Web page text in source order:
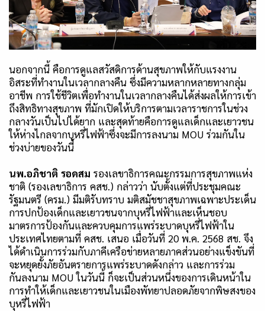
นอกจากนี้ คือการดูแลสวัสดิการด้านสุขภาพให้กับแรงงาน
อิสระที่ทำงานในเวลากลางคืน ซึ่งมีความหลากหลายทางกลุ่ม
อาชีพ การใช้ชีวิตเพื่อทำงานในเวลากลางคืนได้ส่งผลให้การเข้า
ถึงสิทธิทางสุขภาพ ที่มักเปิดให้บริการตามเวลาราชการในช่วง
กลางวันเป็นไปได้ยาก และสุดท้ายคือการดูแลเด็กและเยาวชน
ให้ห่างไกลจากบุหรี่ไฟฟ้าซึ่งจะมีการลงนาม MOU ร่วมกันใน
ช่วงบ่ายของวันนี้
นพ.อภิชาติ รอดสม รองเลขาธิการคณะกรรมการสุขภาพแห่ง
ชาติ (รองเลขาธิการ คสช.) กล่าวว่า นับตั้งแต่ที่ประชุมคณะ
รัฐมนตรี (ครม.) มีมติรับทราบ มติสมัชชาสุขภาพเฉพาะประเด็น
การปกป้องเด็กและเยาวชนจากบุหรี่ไฟฟ้าและเห็นชอบ
มาตรการป้องกันและควบคุมการแพร่ระบาดบุหรี่ไฟฟ้าใน
ประเทศไทยตามที่ คสช. เสนอ เมื่อวันที่ 20พ.ค. 2568 สช. จึง
ได้ดำเนินการร่วมกับภาคีเครือข่ายหลายภาคส่วนอย่างแข็งขันที่
จะหยุดยั้งภัยอันตรายการแพร่ระบาดดังกล่าว และการร่วม
กันลงนาม MOUในวันนี้ ก็จะเป็นส่วนหนึ่งของการเดินหน้าใน
การทำให้เด็กและเยาวชนในเมืองพัทยาปลอดภัยจากพิษสงของ
บุหรี่ไฟฟ้า